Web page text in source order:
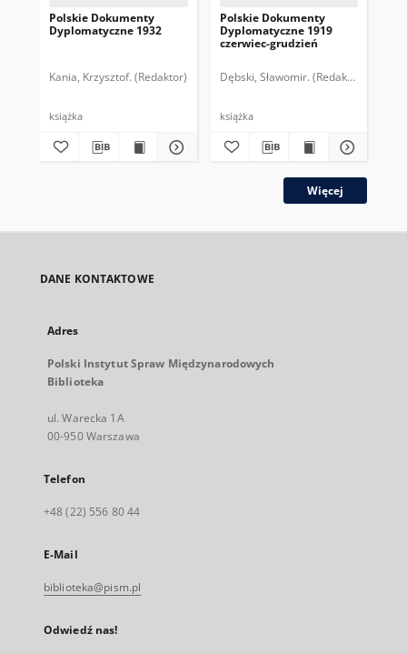
Polskie Dokumenty
Dyplomatyczne 1932
Kania, Krzysztof. (Redaktor)
książka
Polskie Dokumenty
Dyplomatyczne 1919
czerwiec-grudzień
Dębski, Sławomir. (Redaktor)
książka
Więcej
DANE KONTAKTOWE
Adres
Polski Instytut Spraw Międzynarodowych
Biblioteka
ul. Warecka 1A
00-950 Warszawa
Telefon
+48 (22) 556 80 44
E-Mail
biblioteka@pism.pl
Odwiedź nas!